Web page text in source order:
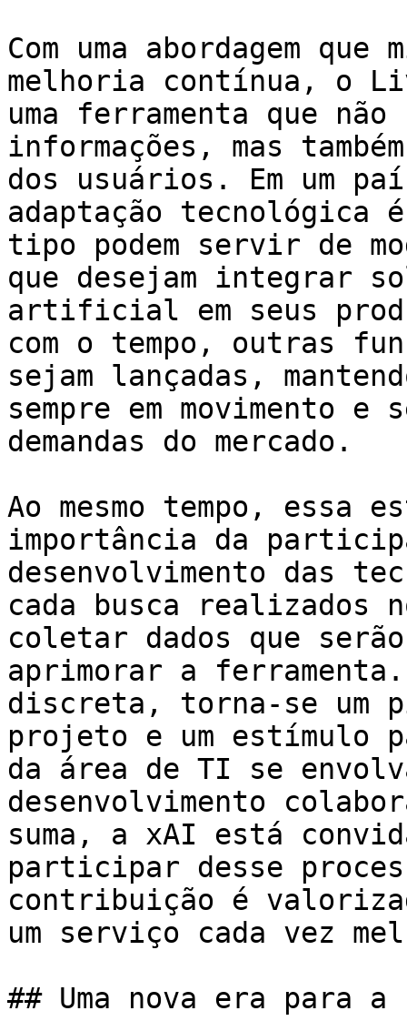
Com uma abordagem
melhoria contínua, o
uma ferramenta que
informações, mas
dos usuários. Em um
adaptação tecnológica
tipo podem servir de
que desejam integrar
artificial em seus
com o tempo, outras
sejam lançadas,
sempre em movimento e
demandas do mercado.
Ao mesmo tempo, essa
importância da
desenvolvimento das
cada busca realizados
coletar dados que
aprimorar a
discreta, torna-se um
projeto e um estímulo
da área de TI se
desenvolvimento
suma, a xAI está
participar desse
contribuição é
um serviço cada vez
## Uma nova era para a